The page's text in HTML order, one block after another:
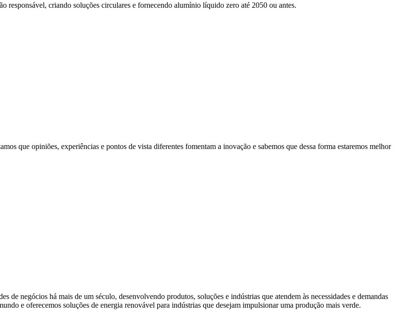
responsável, criando soluções circulares e fornecendo alumínio líquido zero até 2050 ou antes.
que opiniões, experiências e pontos de vista diferentes fomentam a inovação e sabemos que dessa forma estaremos melhor
de negócios há mais de um século, desenvolvendo produtos, soluções e indústrias que atendem às necessidades e demandas
e oferecemos soluções de energia renovável para indústrias que desejam impulsionar uma produção mais verde.